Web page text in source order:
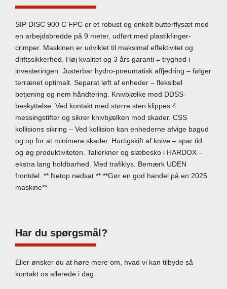
SIP DISC 900 C FPC er et robust og enkelt butterflysæt med
en arbejdsbredde på 9 meter, udført med plastikfinger-
crimper. Maskinen er udviklet til maksimal effektivitet og
driftssikkerhed. Høj kvalitet og 3 års garanti = tryghed i
investeringen. Justerbar hydro-pneumatisk affjedring – følger
terrænet optimalt. Separat løft af enheder – fleksibel
betjening og nem håndtering. Knivbjælke med DDSS-
beskyttelse. Ved kontakt med større sten klippes 4
messingstifter og sikrer knivbjælken mod skader. CSS
kollisions sikring – Ved kollision kan enhederne afvige bagud
og op for at minimere skader. Hurtigskift af knive – spar tid
og øg produktiviteten. Tallerkner og slæbesko i HARDOX –
ekstra lang holdbarhed. Med trafiklys. Bemærk UDEN
frontdel. ** Netop nedsat ** **Gør en god handel på en 2025
maskine**
Har du spørgsmål?
Eller ønsker du at høre mere om, hvad vi kan tilbyde så
kontakt os allerede i dag.